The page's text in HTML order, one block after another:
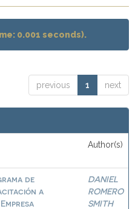
0.001 seconds).
previous 1 next
Author(s)
de
a
DANIEL
ROMERO
SMITH